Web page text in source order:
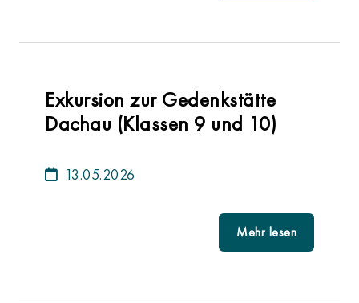
Exkursion zur Gedenkstätte
Dachau (Klassen 9 und 10)
13.05.2026
Mehr lesen